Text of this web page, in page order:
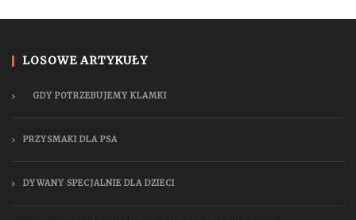
LOSOWE ARTYKUŁY
GDY POTRZEBUJEMY KLAMKI
PRZYSMAKI DLA PSA
DYWANY SPECJALNIE DLA DZIECI